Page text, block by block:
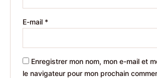
E-mail *
Enregistrer mon nom, mon e-mail et
le navigateur pour mon prochain